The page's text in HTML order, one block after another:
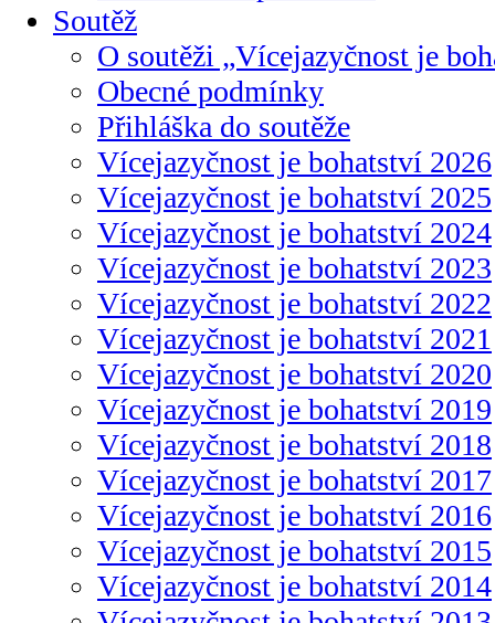
Soutěž
O soutěži „Vícejazyčnost je
Obecné podmínky
Přihláška do soutěže
Vícejazyčnost je bohatství 2026
Vícejazyčnost je bohatství 2025
Vícejazyčnost je bohatství 2024
Vícejazyčnost je bohatství 2023
Vícejazyčnost je bohatství 2022
Vícejazyčnost je bohatství 2021
Vícejazyčnost je bohatství 2020
Vícejazyčnost je bohatství 2019
Vícejazyčnost je bohatství 2018
Vícejazyčnost je bohatství 2017
Vícejazyčnost je bohatství 2016
Vícejazyčnost je bohatství 2015
Vícejazyčnost je bohatství 2014